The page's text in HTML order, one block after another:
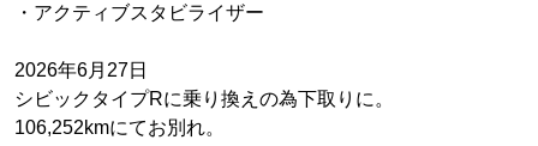
・アクティブスタビライザー
2026年6月27日
シビックタイプRに乗り換えの為下取りに。
106,252kmにてお別れ。